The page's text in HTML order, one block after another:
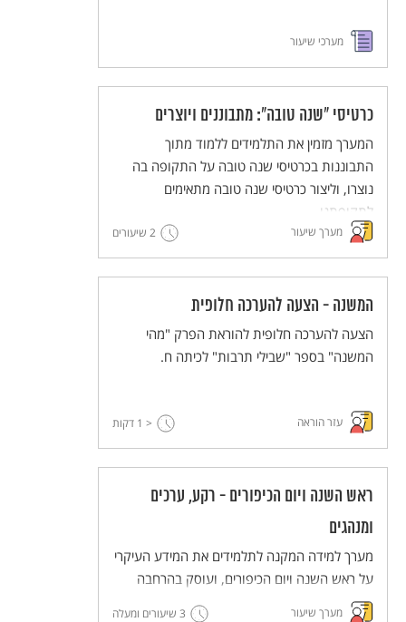
מערכי שיעור
כרטיסי "שנה טובה": מתבוננים ויוצרים
המערך מזמין את התלמידים ללמוד מתוך
התבוננות בכרטיסי שנה טובה על התקופה בה
נוצרו, וליצור כרטיסי שנה טובה מתאימים
לתקופתנו.
מערך שיעור 2 שיעורים
המשנה - הצעה להערכה חלופית
הצעה להערכה חלופית להוראת הפרק "מהי
המשנה" בספר "שבילי תרבות" לכיתה ח.
עזר הוראה < 1 דקות
ראש השנה ויום הכיפורים - רקע, ערכים
ומנהגים
מערך למידה המקנה לתלמידים את המידע העיקרי
על ראש השנה ויום הכיפורים, ועוסק בהרחבה
בערכים שעולים מהחגים האלה.
מערך שיעור 3 שיעורים ומעלה